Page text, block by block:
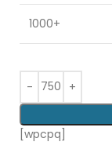
1000+
[wpcpq]